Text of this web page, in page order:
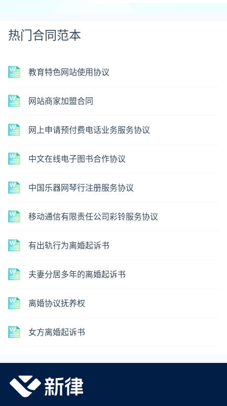
热门合同范本
教育特色网站使用协议
网站商家加盟合同
网上申请预付费电话业务服务协议
中文在线电子图书合作协议
中国乐器网琴行注册服务协议
移动通信有限责任公司彩铃服务协议
有出轨行为离婚起诉书
夫妻分居多年的离婚起诉书
离婚协议抚养权
女方离婚起诉书